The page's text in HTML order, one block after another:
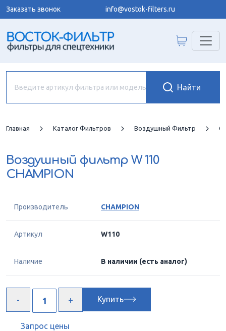
Заказать звонок info@vostok-filters.ru
Главная Каталог Фильтров Воздушный Фильтр
Воздушный фильтр W 110
CHAMPION
Производитель CHAMPION
Артикул W110
Наличие В наличии (есть аналог)
Купить
Запрос цены